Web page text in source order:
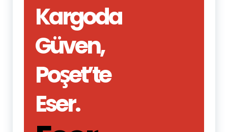
Kargoda
Güven,
Poşet’te
Eser.